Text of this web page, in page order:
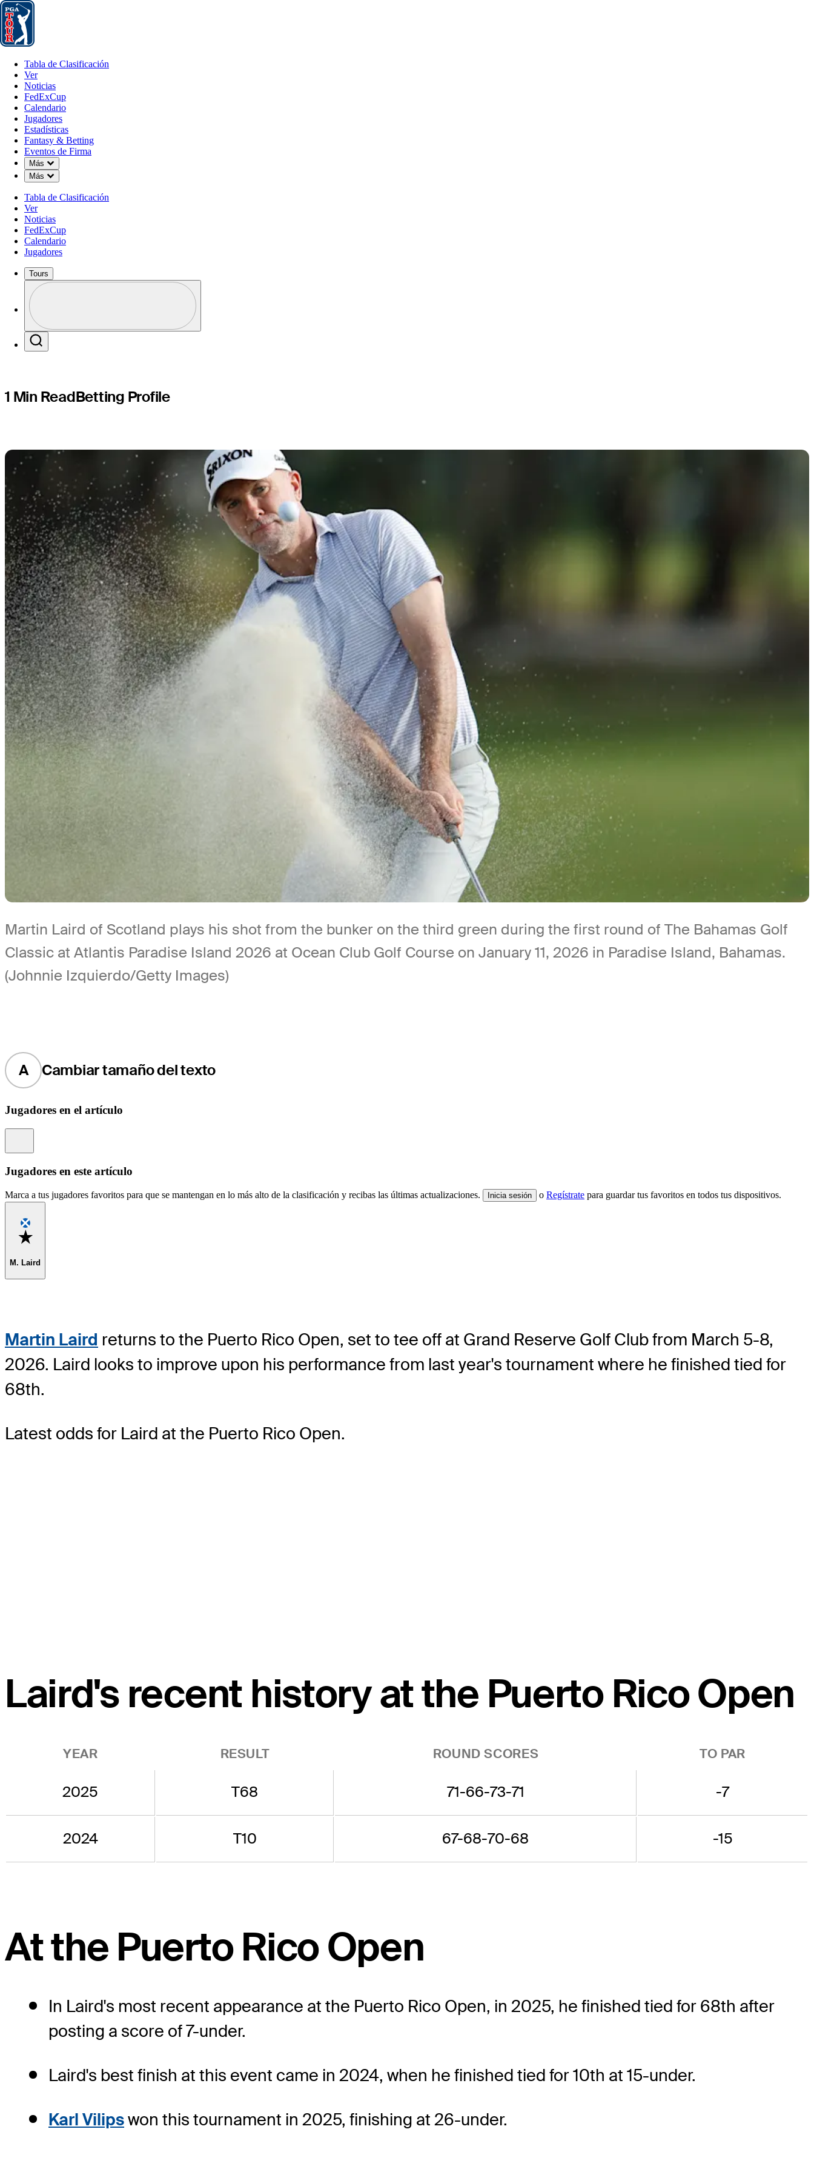
Tabla de Clasificación
Tabla de Clasificación
Ver
Noticias
FedExCup
Calendario
Jugadores
Estadísticas
Fantasy & Betting
Eventos de Firma
Más
Down Chevron
Más
Down Chevron
Tabla de Clasificación
Ver
Noticias
FedExCup
Calendario
Jugadores
Tours
Profile / PGA Tour Pass Logo
MAR 2, 2026
Martin Laird betting profile:
Puerto Rico Open
1 Min ReadBetting Profile
Martin Laird of Scotland plays his shot from the bunker on the third green during the first round of The Bahamas Golf
Classic at Atlantis Paradise Island 2026 at Ocean Club Golf Course on January 11, 2026 in Paradise Island, Bahamas.
(Johnnie Izquierdo/Getty Images)
A Cambiar tamaño del texto
Jugadores en el artículo
Jugadores en este artículo
Marca a tus jugadores favoritos para que se mantengan en lo más alto de la clasificación y recibas las últimas actualizaciones. Inicia sesión o Regístrate para guardar tus favoritos en todos tus dispositivos.
Favorite
M. Laird
Martin Laird returns to the Puerto Rico Open, set to tee off at Grand Reserve Golf Club from March 5-8,
2026. Laird looks to improve upon his performance from last year's tournament where he finished tied for
68th.
Latest odds for Laird at the Puerto Rico Open.
Laird's recent history at the Puerto Rico Open
YEAR RESULT ROUND SCORES TO PAR
2025 T68 71-66-73-71 -7
2024 T10 67-68-70-68 -15
At the Puerto Rico Open
In Laird's most recent appearance at the Puerto Rico Open, in 2025, he finished tied for 68th after
posting a score of 7-under.
Laird's best finish at this event came in 2024, when he finished tied for 10th at 15-under.
Karl Vilipswon this tournament in 2025, finishing at 26-under.